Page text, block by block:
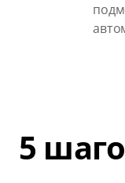
5